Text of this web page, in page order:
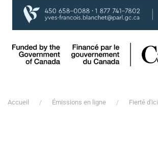
Accueil Émissions en ligne Fierté d'ici